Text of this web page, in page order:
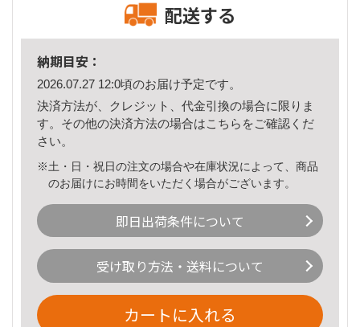
配送する
納期目安：
2026.07.27 12:0頃のお届け予定です。
決済方法が、クレジット、代金引換の場合に限りま
す。その他の決済方法の場合はこちら をご確認くだ
さい。
※土・日・祝日の注文の場合や在庫状況によって、商品
のお届けにお時間をいただく場合がございます。
即日出荷条件について
受け取り方法・送料について
カートに入れる